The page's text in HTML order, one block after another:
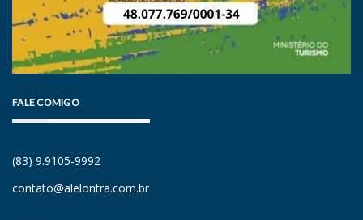
FALE COMIGO
(83) 9.9105-9992
contato@alelontra.com.br